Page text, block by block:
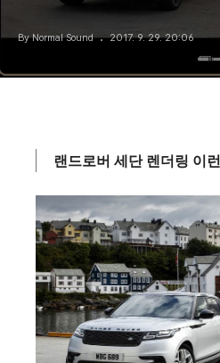
By Normal Sound 2017. 9. 29. 20:06
랜드로버 세단 렌더링 이